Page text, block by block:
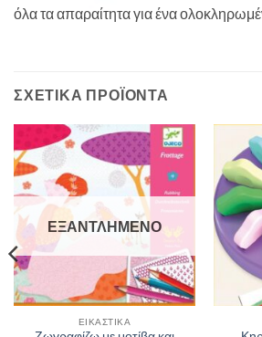
όλα τα απαραίτητα για ένα
ΣΧΕΤΙΚΆ ΠΡΟΪΌΝΤΑ
ΕΞΑΝΤΛΗΜΈΝΟ
ΕΙΚΑΣΤΙΚΆ